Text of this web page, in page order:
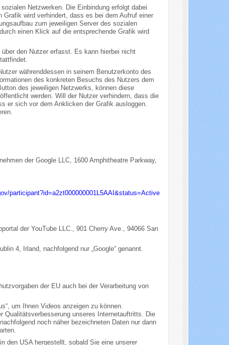
Netzwerken. Die Einbindung erfolgt dabei
wird verhindert, dass es bei dem Aufruf einer
zum jeweiligen Server des sozialen
einen Klick auf die entsprechende Grafik wird
den Nutzer erfasst. Es kann hierbei nicht
währenddessen in seinem Benutzerkonto des
des konkreten Besuchs des Nutzers dem
des jeweiligen Netzwerks, können diese
werden. Will der Nutzer verhindern, dass die
er sich vor dem Anklicken der Grafik ausloggen.
der Google LLC, 1600 Amphitheatre Parkway,
participant?id=a2zt000000001L5AAI&status=Active
der YouTube LLC., 901 Cherry Ave., 94066 San
4, Irland, nachfolgend nur „Google“ genannt.
der EU auch bei der Verarbeitung von
um Ihnen Videos anzeigen zu können.
Qualitätsverbesserung unseres Internetauftritts. Die
noch näher bezeichneten Daten nur dann
den USA hergestellt, sobald Sie eine unserer